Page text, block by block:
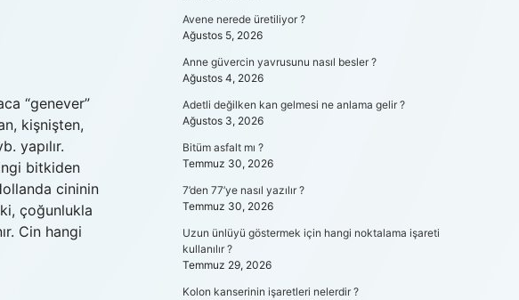
“genever”
kişnişten,
yapılır.
bitkiden
cininin
çoğunlukla
Cin hangi
Avene nerede üretiliyor ?
Ağustos 5, 2026
Anne güvercin yavrusunu nasıl besler ?
Ağustos 4, 2026
Adetli değilken kan gelmesi ne anlama gelir ?
Ağustos 3, 2026
Bitüm asfalt mı ?
Temmuz 30, 2026
7’den 77’ye nasıl yazılır ?
Temmuz 30, 2026
Uzun ünlüyü göstermek için hangi noktalama işareti
kullanılır ?
Temmuz 29, 2026
Kolon kanserinin işaretleri nelerdir ?